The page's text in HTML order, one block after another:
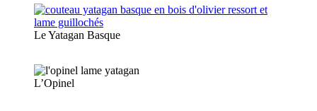
Le Yatagan Basque
L’Opinel